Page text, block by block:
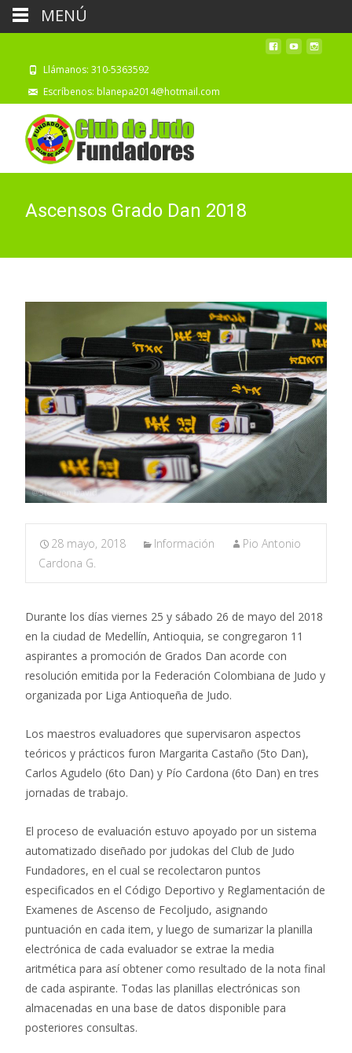
Llámanos: 310-5363592
Escríbenos: blanepa2014@hotmail.com
Ascensos Grado Dan 2018
28 mayo, 2018 Información
Pio Antonio
Cardona G.
Durante los días viernes 25 y sábado 26 de mayo del 2018
en la ciudad de Medellín, Antioquia, se congregaron 11
aspirantes a promoción de Grados Dan acorde con
resolución emitida por la Federación Colombiana de Judo y
organizada por Liga Antioqueña de Judo.
Los maestros evaluadores que supervisaron aspectos
teóricos y prácticos furon Margarita Castaño (5to Dan),
Carlos Agudelo (6to Dan) y Pío Cardona (6to Dan) en tres
jornadas de trabajo.
El proceso de evaluación estuvo apoyado por un sistema
automatizado diseñado por judokas del Club de Judo
Fundadores, en el cual se recolectaron puntos
especificados en el Código Deportivo y Reglamentación de
Examenes de Ascenso de Fecoljudo, asignando
puntuación en cada item, y luego de sumarizar la planilla
electrónica de cada evaluador se extrae la media
aritmética para así obtener como resultado de la nota final
de cada aspirante. Todas las planillas electrónicas son
almacenadas en una base de datos disponible para
posteriores consultas.
MENÚ